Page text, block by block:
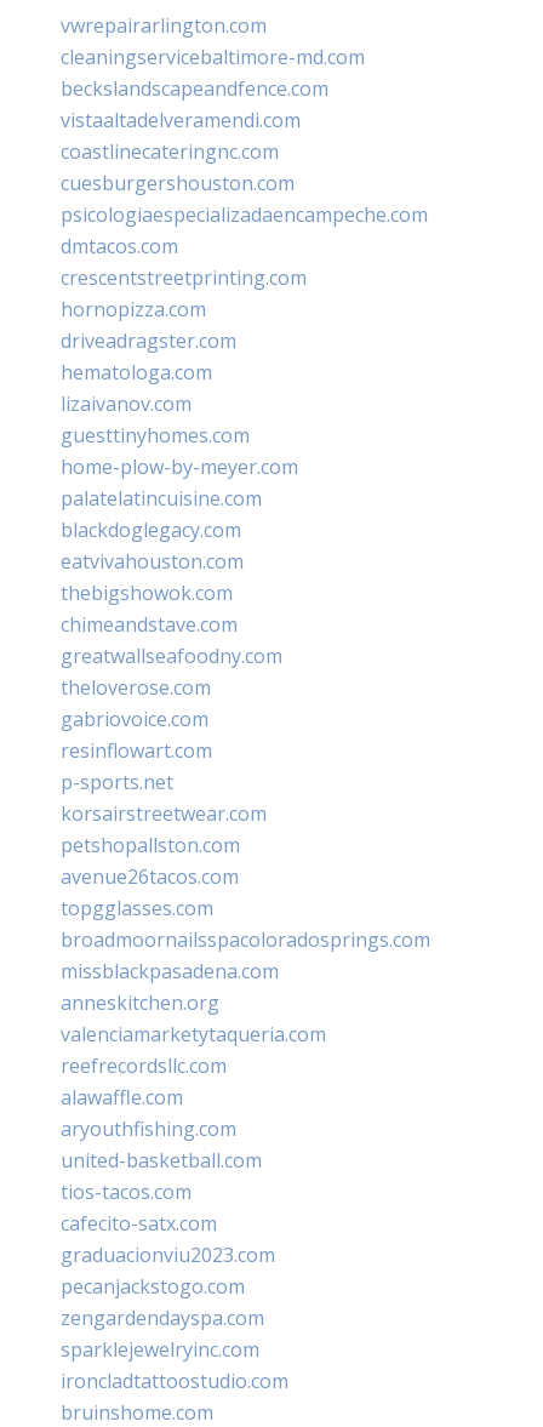
vwrepairarlington.com
cleaningservicebaltimore-md.com
beckslandscapeandfence.com
vistaaltadelveramendi.com
coastlinecateringnc.com
cuesburgershouston.com
psicologiaespecializadaencampeche.com
dmtacos.com
crescentstreetprinting.com
hornopizza.com
driveadragster.com
hematologa.com
lizaivanov.com
guesttinyhomes.com
home-plow-by-meyer.com
palatelatincuisine.com
blackdoglegacy.com
eatvivahouston.com
thebigshowok.com
chimeandstave.com
greatwallseafoodny.com
theloverose.com
gabriovoice.com
resinflowart.com
p-sports.net
korsairstreetwear.com
petshopallston.com
avenue26tacos.com
topgglasses.com
broadmoornailsspacoloradosprings.com
missblackpasadena.com
anneskitchen.org
valenciamarketytaqueria.com
reefrecordsllc.com
alawaffle.com
aryouthfishing.com
united-basketball.com
tios-tacos.com
cafecito-satx.com
graduacionviu2023.com
pecanjackstogo.com
zengardendayspa.com
sparklejewelryinc.com
ironcladtattoostudio.com
bruinshome.com